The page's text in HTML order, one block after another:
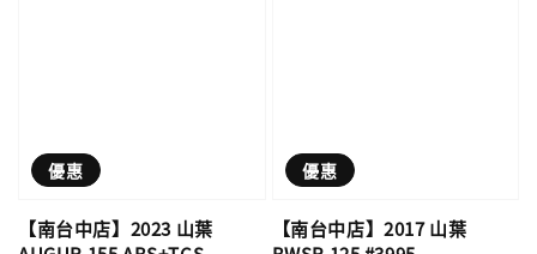
優惠
【南台中店】2023 山葉
優惠
【南台中店】2017 山葉